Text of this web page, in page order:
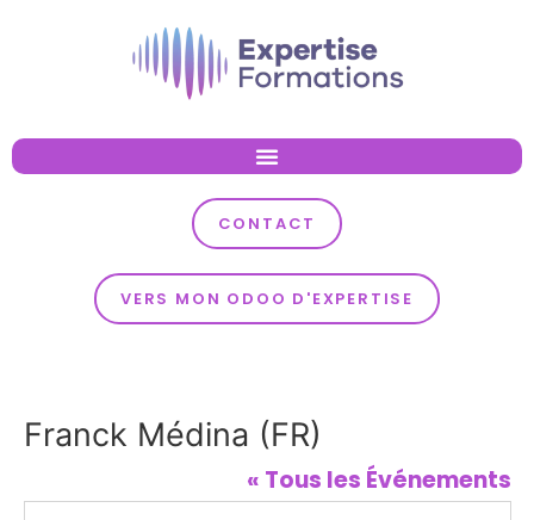
CONTACT
VERS MON ODOO D'EXPERTISE
Franck Médina (FR)
« Tous les Événements